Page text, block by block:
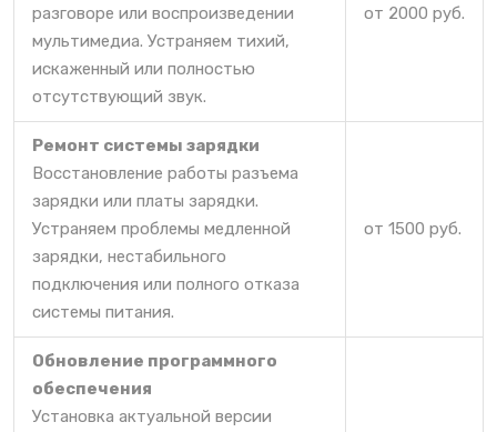
разговоре или воспроизведении
мультимедиа. Устраняем тихий,
искаженный или полностью
отсутствующий звук.
от 2000 руб.
Ремонт системы зарядки
Восстановление работы разъема
зарядки или платы зарядки.
Устраняем проблемы медленной
зарядки, нестабильного
подключения или полного отказа
системы питания.
от 1500 руб.
Обновление программного
обеспечения
Установка актуальной версии